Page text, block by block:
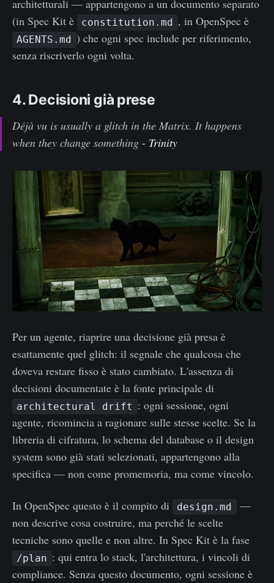
architetturali — appartengono a un documento separato
(in Spec Kit è
constitution.md , in OpenSpec è
AGENTS.md ) che ogni spec include per riferimento,
senza riscriverlo ogni volta.
4. Decisioni già prese
Déjà vu is usually a glitch in the Matrix. It happens
when they change something - Trinity
Per un agente, riaprire una decisione già presa è
esattamente quel glitch: il segnale che qualcosa che
doveva restare fisso è stato cambiato. L'assenza di
decisioni documentate è la fonte principale di
architectural drift : ogni sessione, ogni
agente, ricomincia a ragionare sulle stesse scelte. Se la
libreria di cifratura, lo schema del database o il design
system sono già stati selezionati, appartengono alla
specifica — non come promemoria, ma come vincolo.
In OpenSpec questo è il compito di design.md
—
non descrive cosa costruire, ma perché le scelte
tecniche sono quelle e non altre. In Spec Kit è la fase
/plan : qui entra lo stack, l'architettura, i vincoli di
compliance. Senza questo documento, ogni sessione è